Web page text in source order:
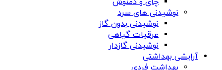
نوشیدنی های سرد
نوشیدنی بدون گاز
عرقیات گیاهی
نوشیدنی گازدار
آرایشی بهداشتی
بهداشت فردی